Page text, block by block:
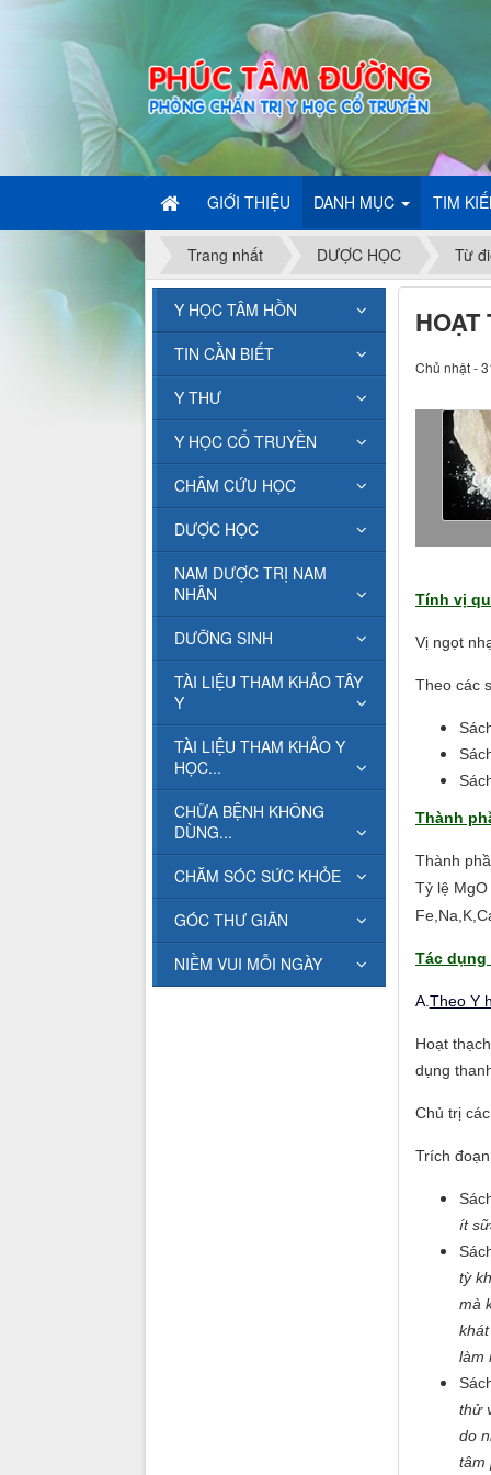
GIỚI THIỆU DANH MỤC TIM
Trang nhất DƯỢC HỌC Từ
HOẠT
Chủ nhật -
Tính vị
Vị ngọt
Theo các
Thành
Thành
Tỷ lệ
Tác
A. Theo Y
Hoạt
dụng
Chủ trị
Trích
ít
tỳ
mà
làm
thử
do
tâm
Y HỌC TÂM HỒN
TIN CẦN BIẾT
Y THƯ
Y HỌC CỔ TRUYỀN
CHÂM CỨU HỌC
DƯỢC HỌC
NAM DƯỢC TRỊ NAM
NHÂN
DƯỠNG SINH
TÀI LIỆU THAM KHẢO TÂY
Y
TÀI LIỆU THAM KHẢO Y
HỌC...
CHỮA BỆNH KHÔNG
DÙNG...
CHĂM SÓC SỨC KHỎE
GÓC THƯ GIÃN
NIỀM VUI MỖI NGÀY